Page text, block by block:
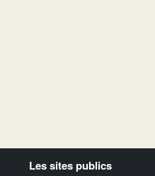
Les sites publics